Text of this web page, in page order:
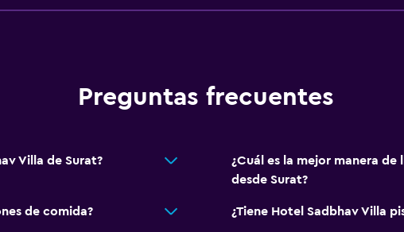
de ruedas
Comedor
Tetera eléctrica
Preguntas frecuentes
Villa de Surat?
¿Cuál es la mejor manera
desde Surat?
de comida? ¿Tiene Hotel Sadbhav Villa